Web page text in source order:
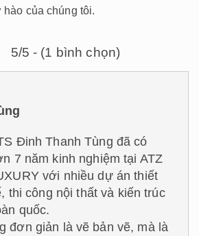
của chúng tôi.
5/5 - (1 bình chọn)
Đinh Thanh Tùng đã có
7 năm kinh nghiệm tại ATZ
với nhiều dự án thiết
thi công nội thất và kiến trúc
quốc.
đơn giản là vẽ bản vẽ, mà là